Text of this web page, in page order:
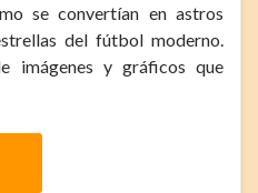
se convertían en astros
del fútbol moderno.
imágenes y gráficos que